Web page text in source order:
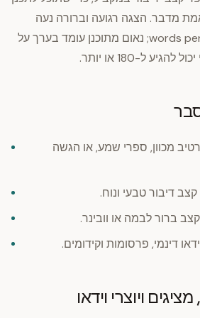
מדבר. הצגה רגועה וברורה נעה
בסביבות 130 words per minute; נאום מתוכנן עומד בערך על
מכוון, ספרי שמע, או הגשה
דיבור טבעי ונוח.
ברור לבמה או וובינר.
דינמי, פרסומות וקידומים.
ויוצרי וידאו